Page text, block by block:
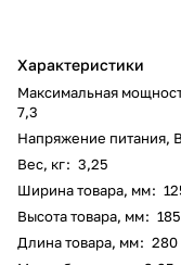
Характеристики
Максимальная
7,3
Напряжение питания, В
Вес, кг: 3,25
Ширина товара, мм:
Высота товара, мм: 185
Длина товара, мм: 280